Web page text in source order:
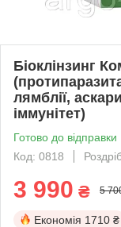
Біоклінзинг
лямблії,
іммунітет)
Готово до відправки
Код: 0818
3 990 ₴ 5
Економія 1710 ₴